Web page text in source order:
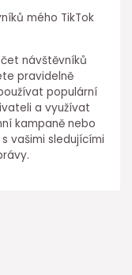
mého TikTok
návštěvníků
pravidelně
populární
a využívat
kampaně nebo
vašimi sledujícími